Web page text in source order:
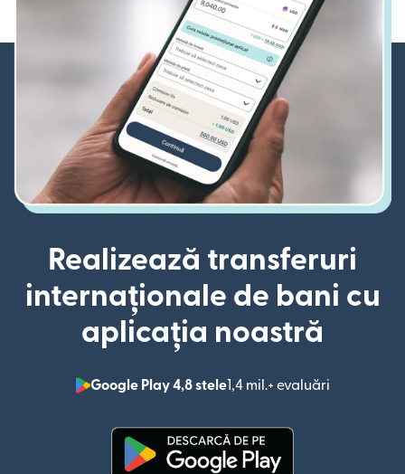
Realizează transferuri
internaționale de bani cu
aplicația noastră
Google Play 4,8 stele1,4 mil.+ evaluări
(se